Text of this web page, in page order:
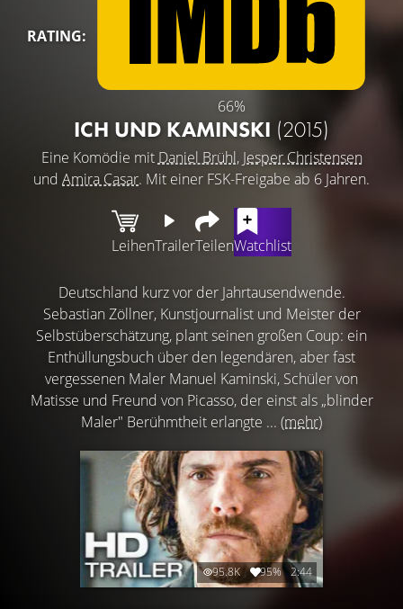
RATING:
66%
ICH UND KAMINSKI (2015)
Eine Komödie mit Daniel Brühl, Jesper Christensen
und Amira Casar. Mit einer FSK-Freigabe ab 6 Jahren.
LeihenTrailerTeilenWatchlist
Deutschland kurz vor der Jahrtausendwende.
Sebastian Zöllner, Kunstjournalist und Meister der
Selbstüberschätzung, plant seinen großen Coup: ein
Enthüllungsbuch über den legendären, aber fast
vergessenen Maler Manuel Kaminski, Schüler von
Matisse und Freund von Picasso, der einst als „blinder
Maler" Berühmtheit erlangte ... (mehr)
95.8K 95% 2:44